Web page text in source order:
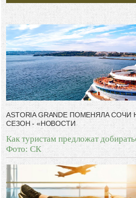
ASTORIA GRANDE ПОМЕНЯЛА
СЕЗОН - «НОВОСТИ
Как туристам предложат
Фото: СК